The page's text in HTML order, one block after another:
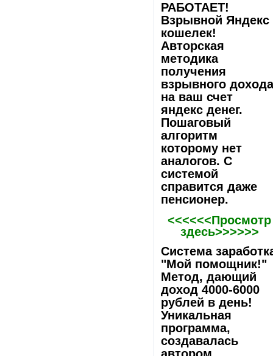
РАБОТАЕТ!
Взрывной Яндекс
кошелек!
Авторская
методика
получения
взрывного
на ваш счет
яндекс денег.
Пошаговый
алгоритм
которому нет
аналогов. С
системой
справится даже
пенсионер.
<<<<<<Просмотр
здесь>>>>>>
Система
"Мой помощник!"
Метод, дающий
доход 4000-6000
рублей в день!
Уникальная
программа,
создавалась